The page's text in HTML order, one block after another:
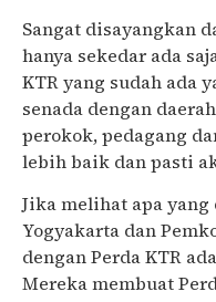
Sangat disayangkan
hanya sekedar ada
KTR yang sudah ada
senada dengan
perokok, pedagang
lebih baik dan pasti
Jika melihat apa
Yogyakarta dan
dengan Perda KTR
Mereka membuat